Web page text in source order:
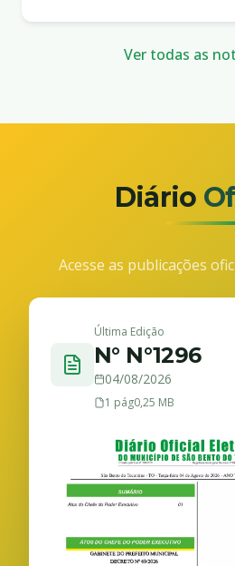
Ver todas as
Diário
Acesse as publicações
Última Edição
N° N°1296
04/08/2026
1 pág0,25 MB